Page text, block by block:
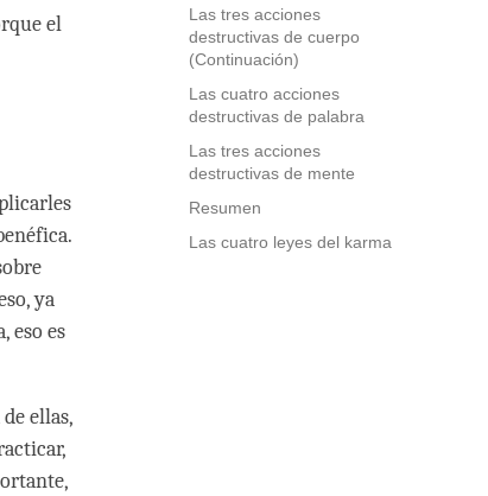
Las tres acciones
destructivas de cuerpo
(Continuación)
Las cuatro acciones
destructivas de palabra
Las tres acciones
destructivas de mente
Resumen
Las cuatro leyes del karma
el
ya
eso es
ellas,